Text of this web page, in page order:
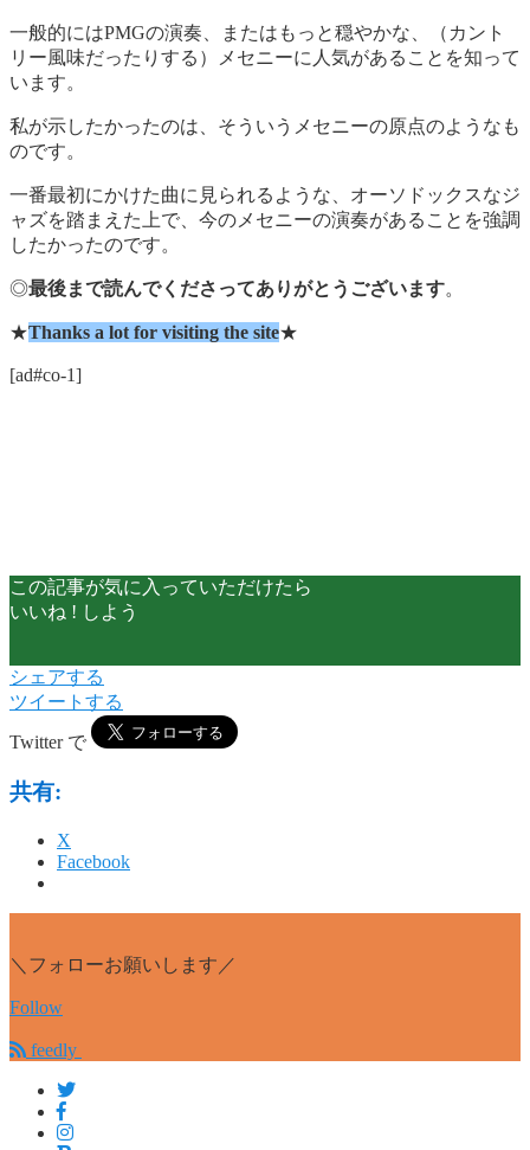
一般的にはPMGの演奏、またはもっと穏やかな、（カント
リー風味だったりする）メセニーに人気があることを知って
います。
私が示したかったのは、そういうメセニーの原点のようなも
のです。
一番最初にかけた曲に見られるような、オーソドックスなジ
ャズを踏まえた上で、今のメセニーの演奏があることを強調
したかったのです。
◎最後まで読んでくださってありがとうございます。
★Thanks a lot for visiting the site★
[ad#co-1]
この記事が気に入っていただけたら
いいね ! しよう
シェアする
ツイートする
Twitter で
共有:
X
Facebook
＼フォローお願いします／
Follow
feedly